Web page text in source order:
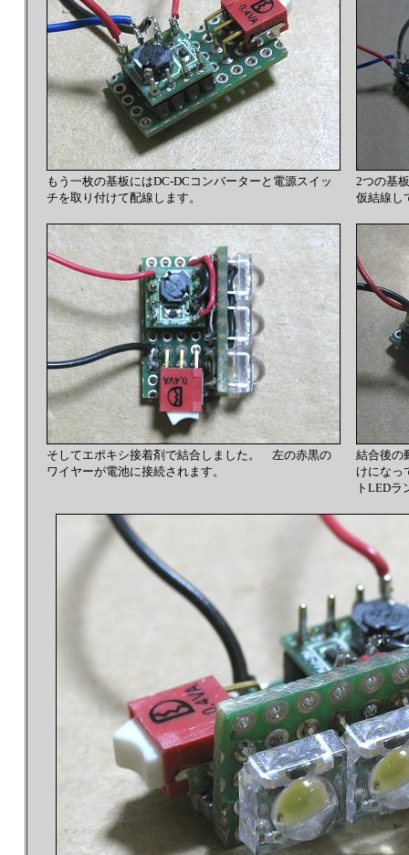
もう一枚の基板にはDC-DCコンバーターと電源スイッ
チを取り付けて配線します。
2つの基
仮結線し
そしてエポキシ接着剤で結合しました。 左の赤黒の
ワイヤーが電池に接続されます。
結合後の
けになっ
トLEDラ